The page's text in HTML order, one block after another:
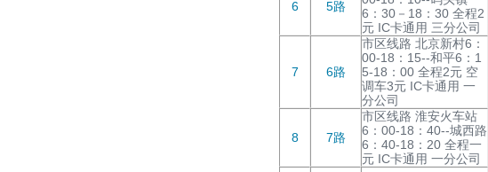
6 5路
6：30－18：30 全程2
元 IC卡通用 三分公司
7 6路
市区线路 北京新村6：
00-18：15--和平6：1
5-18：00 全程2元 空
调车3元 IC卡通用 一
分公司
8 7路
市区线路 淮安火车站
6：00-18：40--城西路
6：40-18：20 全程一
元 IC卡通用 一分公司